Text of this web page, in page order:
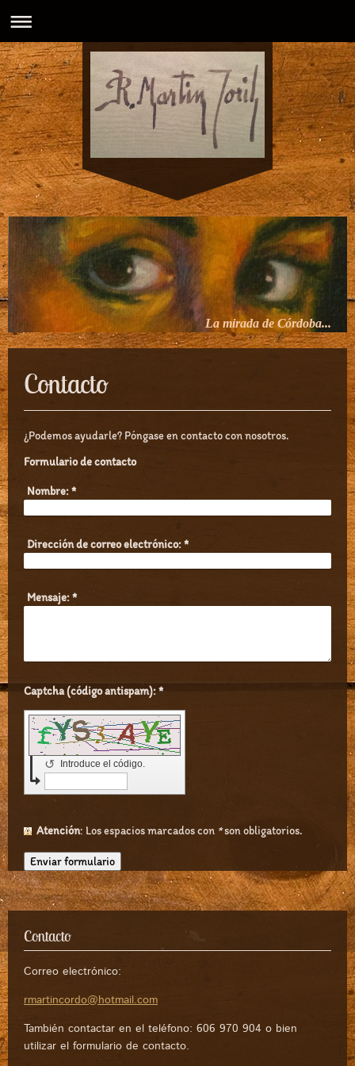
La mirada de Córdoba...
Contacto
¿Podemos ayudarle? Póngase en contacto con nosotros.
Formulario de contacto
Nombre:*
Dirección de correo electrónico:*
Mensaje:*
Captcha (código antispam): *
Introduce el código.
↺
Atención : Los espacios marcados con *son obligatorios.
Contacto
Correo electrónico:
rmartincordo@hotmail.com
También contactar en el teléfono: 606 970 904 o bien
utilizar el formulario de contacto.